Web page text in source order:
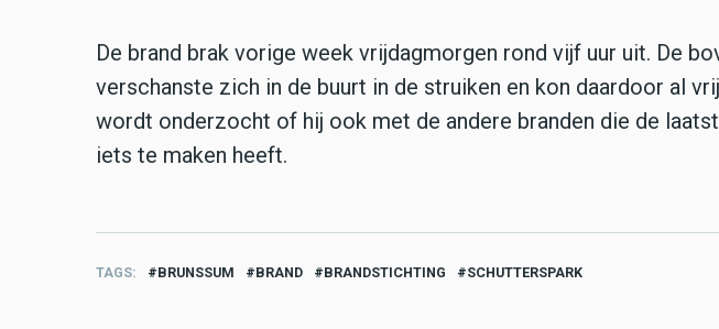
De brand brak vorige week vrijdagmorgen rond vijf uur uit. De
verschanste zich in de buurt in de struiken en kon daardoor al
wordt onderzocht of hij ook met de andere branden die de
iets te maken heeft.
TAGS BRUNSSUM BRAND BRANDSTICHTING SCHUTTERSPARK